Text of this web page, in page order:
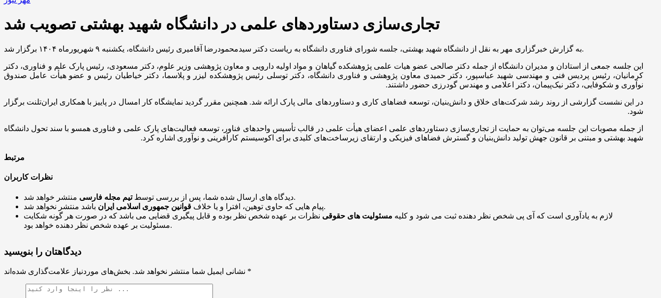
تجاری‌سازی دستاوردهای علمی در دانشگاه شهید بهشتی تصویب شد
به گزارش خبرگزاری مهر به نقل از دانشگاه شهید بهشتی، جلسه شورای فناوری دانشگاه به ریاست دکتر سیدمحمودرضا آقامیری رئیس دانشگاه، یکشنبه ۹ شهریورماه ۱۴۰۴ برگزار شد.
این جلسه جمعی از استادان و مدیران دانشگاه از جمله دکتر صالحی عضو هیات علمی پژوهشکده گیاهان و مواد اولیه دارویی و معاون پژوهشی وزیر علوم، دکتر مسعودی، رئیس پارک علم و فناوری، دکتر
کرمانیان، رئیس پردیس فنی و مهندسی شهید عباسپور، دکتر حمیدی معاون پژوهشی و فناوری دانشگاه، دکتر توسلی رئیس پژوهشکده لیزر و پلاسما، دکتر خیاطیان رئیس و عضو هیأت عامل صندوق
نوآوری و شکوفایی، دکتر نیک‌پیمان، دکتر اعلامی و مهندس گودرزی حضور داشتند.
در این نشست گزارشی از روند رشد شرکت‌های خلاق و دانش‌بنیان، توسعه فضاهای کاری و دستاوردهای مالی پارک ارائه شد. همچنین مقرر گردید نمایشگاه کار امسال در پاییز با همکاری ایران‌تلنت برگزار
شود.
از جمله مصوبات این جلسه می‌توان به حمایت از تجاری‌سازی دستاوردهای علمی اعضای هیأت علمی در قالب تأسیس واحدهای فناور، توسعه فعالیت‌های پارک علمی و فناوری همسو با سند تحول دانشگاه
شهید بهشتی و مبتنی بر قانون جهش تولید دانش‌بنیان و گسترش فضاهای فیزیکی و ارتقای زیرساخت‌های کلیدی برای اکوسیستم کارآفرینی و نوآوری اشاره کرد.
مرتبط
نظرات کاربران
دیدگاه های ارسال شده شما، پس از بررسی توسطتیم مجله فارسی
منتشر خواهد شد.
پیام هایی که حاوی توهین، افترا و یا خلاف قوانین جمهوری اسلامی ایران
باشد منتشر نخواهد شد.
لازم به یادآوری است که آی پی شخص نظر دهنده ثبت می شود و کلیه مسئولیت های حقوقی نظرات بر عهده شخص نظر بوده و قابل پیگیری قضایی می باشد که در صورت هر گونه شکایت
مسئولیت بر عهده شخص نظر دهنده خواهد بود.
دیدگاهتان را بنویسید
نشانی ایمیل شما منتشر نخواهد شد. *